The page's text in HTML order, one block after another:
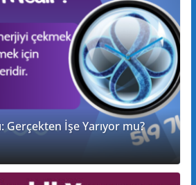
Gerçekten İşe Yarıyor mu?